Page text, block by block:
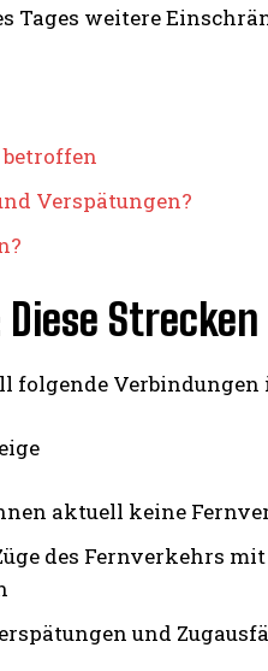
Tages weitere
Verspätungen?
folgende
aktuell keine
des Fernverkehrs
und